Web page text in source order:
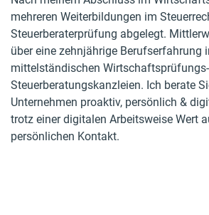
mehreren Weiterbildungen im
Steuerberaterprüfung abgelegt.
über eine zehnjährige Berufserfahrung
mittelständischen
Steuerberatungskanzleien. Ich berate
Unternehmen proaktiv, persönlich &
trotz einer digitalen Arbeitsweise Wert
persönlichen Kontakt.